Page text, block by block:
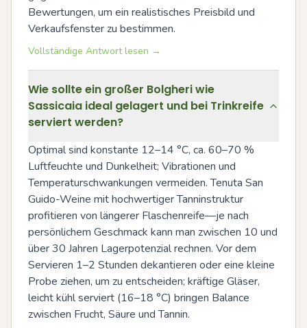
Bewertungen, um ein realistisches Preisbild und
Verkaufsfenster zu bestimmen.
Vollständige Antwort lesen →
Wie sollte ein großer Bolgheri wie
Sassicaia ideal gelagert und bei Trinkreife
serviert werden?
Optimal sind konstante 12–14 °C, ca. 60–70 %
Luftfeuchte und Dunkelheit; Vibrationen und
Temperaturschwankungen vermeiden. Tenuta San
Guido-Weine mit hochwertiger Tanninstruktur
profitieren von längerer Flaschenreife—je nach
persönlichem Geschmack kann man zwischen 10 und
über 30 Jahren Lagerpotenzial rechnen. Vor dem
Servieren 1–2 Stunden dekantieren oder eine kleine
Probe ziehen, um zu entscheiden; kräftige Gläser,
leicht kühl serviert (16–18 °C) bringen Balance
zwischen Frucht, Säure und Tannin.